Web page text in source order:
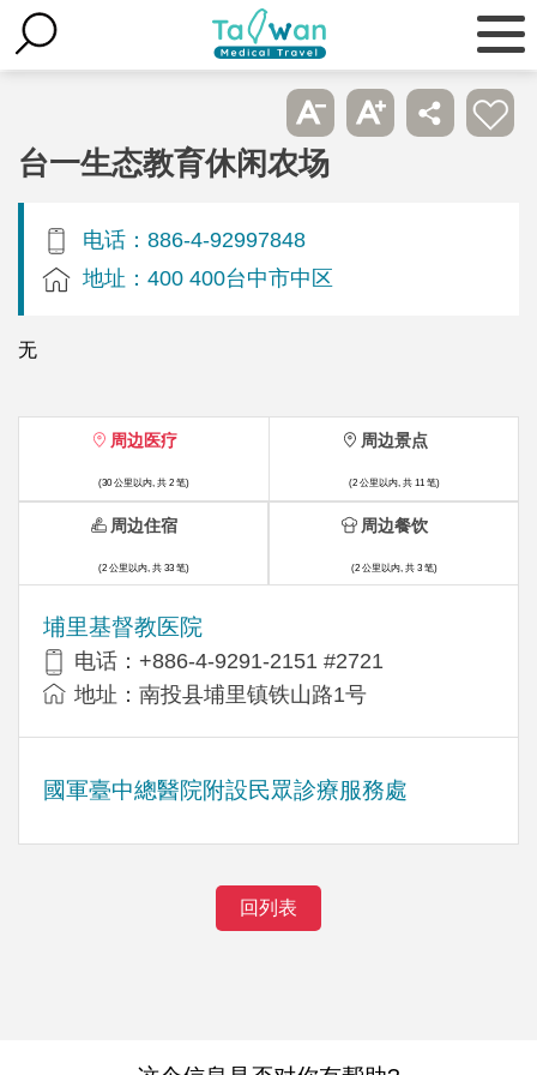
台一生态教育休闲农场
电话：886-4-92997848
地址：400 400台中市中区
无
周边医疗
(30 公里以内, 共 2 笔)
埔里基督教医院
电话：+886-4-9291-2151 #2721
地址：南投县埔里镇铁山路1号
國軍臺中總醫院附設民眾診療服務處
周边景点
(2 公里以内, 共 11 笔)
周边住宿
(2 公里以内, 共 33 笔)
周边餐饮
(2 公里以内, 共 3 笔)
回列表